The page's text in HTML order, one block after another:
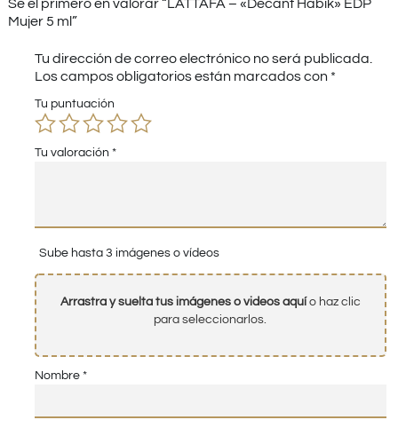
Sé el primero en valorar “LATTAFA – «Decant Habik» EDP
Mujer 5 ml”
Tu dirección de correo electrónico no será publicada.
Los campos obligatorios están marcados con *
Tu puntuación
Tu valoración *
Sube hasta 3 imágenes o vídeos
Arrastra y suelta tus imágenes o videos aquío haz clic
para seleccionarlos.
Nombre *